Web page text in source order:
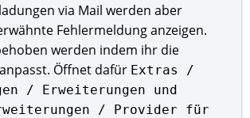
via Mail werden aber
Fehlermeldung anzeigen.
werden indem ihr die
Öffnet dafür Extras /
/ Erweiterungen und
/ Provider für